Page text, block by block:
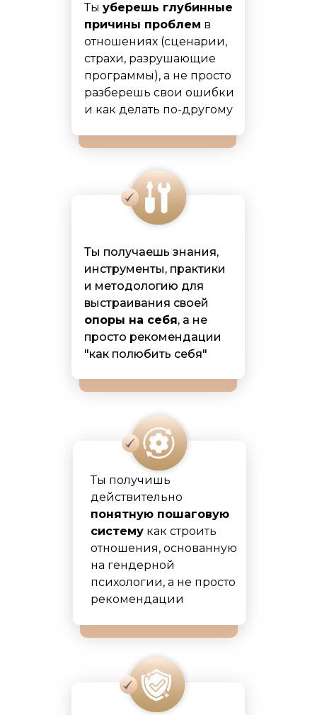
Ты уберешь глубинные
причины проблем в
отношениях (сценарии,
страхи, разрушающие
программы), а не просто
разберешь свои ошибки
и как делать по-другому
Ты получаешь знания,
инструменты, практики
и методологию для
выстраивания своей
опоры на себя, а не
просто рекомендации
"как полюбить себя"
Ты получишь
действительно
понятную пошаговую
систему как строить
отношения, основанную
на гендерной
психологии, а не просто
рекомендации